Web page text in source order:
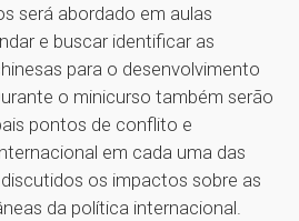
será abordado em aulas
e buscar identificar as
para o desenvolvimento
o minicurso também serão
pontos de conflito e
em cada uma das
os impactos sobre as
da política internacional.